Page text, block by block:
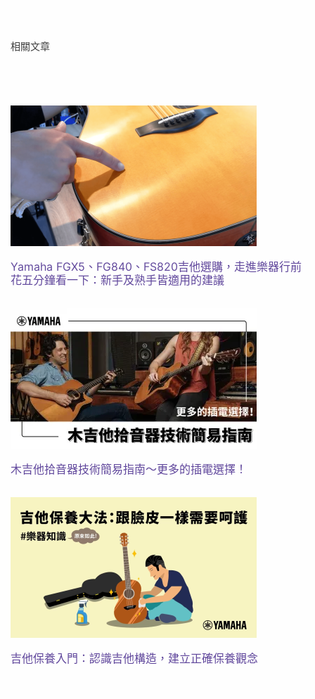
相關文章
Yamaha FGX5、FG840、FS820吉他選購，走進樂器行前
花五分鐘看一下：新手及熟手皆適用的建議
木吉他拾音器技術簡易指南～更多的插電選擇！
吉他保養入門：認識吉他構造，建立正確保養觀念